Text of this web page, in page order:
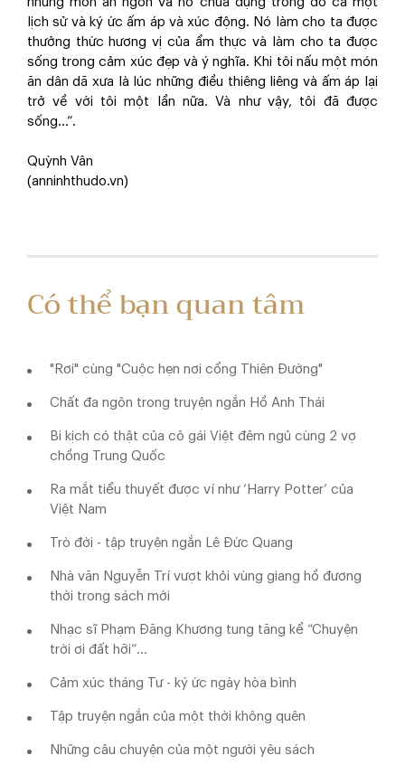
lịch sử và ký ức ấm áp và xúc động. Nó làm cho ta được
thưởng thức hương vị của ẩm thực và làm cho ta được
sống trong cảm xúc đẹp và ý nghĩa. Khi tôi nấu một món
ăn dân dã xưa là lúc những điều thiêng liêng và ấm áp lại
trở về với tôi một lần nữa. Và như vậy, tôi đã được
sống…”.
Quỳnh Vân
(anninhthudo.vn)
Có thể bạn quan tâm
"Rơi" cùng "Cuộc hẹn nơi cổng Thiên Đường"
Chất đa ngôn trong truyện ngắn Hồ Anh Thái
Bi kịch có thật của cô gái Việt đêm ngủ cùng 2 vợ
chồng Trung Quốc
Ra mắt tiểu thuyết được ví như ‘Harry Potter’ của
Việt Nam
Trò đời - tập truyện ngắn Lê Đức Quang
Nhà văn Nguyễn Trí vượt khỏi vùng giang hồ đương
thời trong sách mới
Nhạc sĩ Phạm Đăng Khương tung tăng kể “Chuyện
trời ơi đất hỡi”…
Cảm xúc tháng Tư - ký ức ngày hòa bình
Tập truyện ngắn của một thời không quên
Những câu chuyện của một người yêu sách